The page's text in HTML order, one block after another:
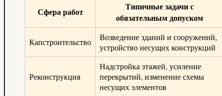
Сфера работ
Типичные задачи с
обязательным допуском
Капстроительство
Возведение зданий и сооружений,
устройство несущих конструкций
Реконструкция
Надстройка этажей, усиление
перекрытий, изменение схемы
несущих элементов